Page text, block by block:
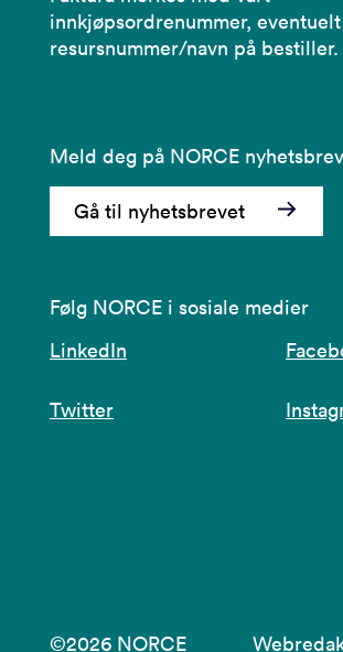
innkjøpsordrenummer, eventuelt
resursnummer/navn på bestiller.
Meld deg på NORCE nyhetsbrev
Gå til nyhetsbrevet
Følg NORCE i sosiale medier
LinkedIn
Twitter
©2026 NORCE